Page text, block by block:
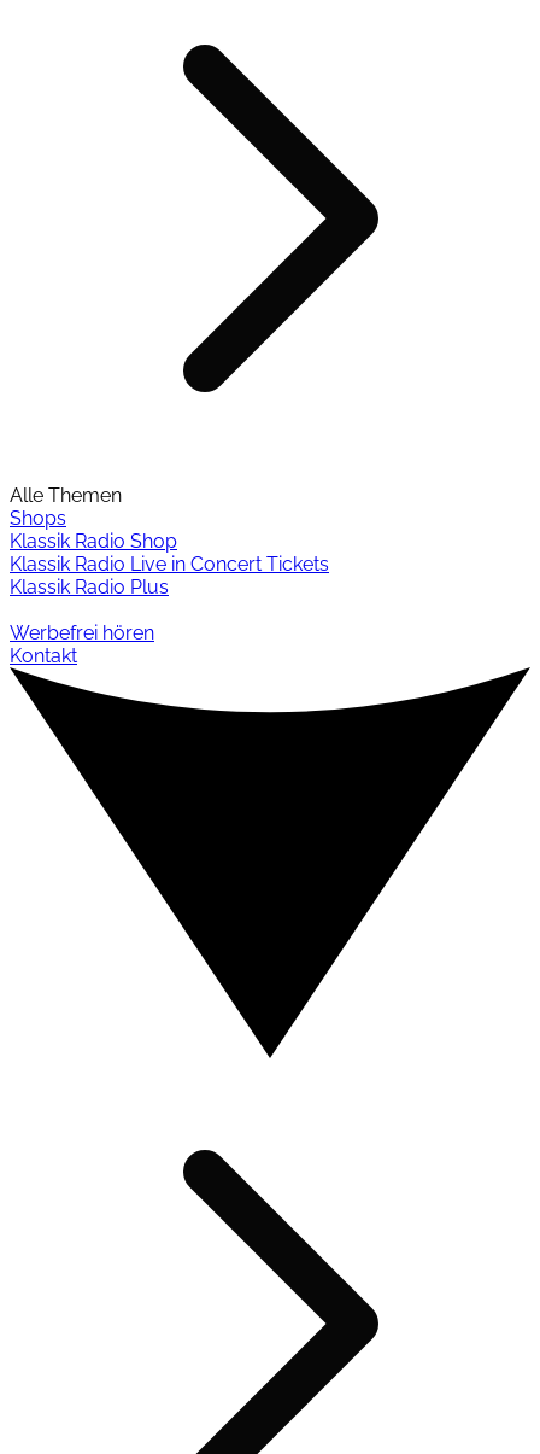
Alle Themen
Shops
Klassik Radio Shop
Klassik Radio Live in Concert Tickets
Klassik Radio Plus
Werbefrei hören
Kontakt